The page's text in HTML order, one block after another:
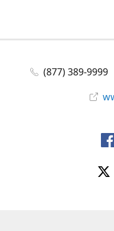
(877) 389-9999